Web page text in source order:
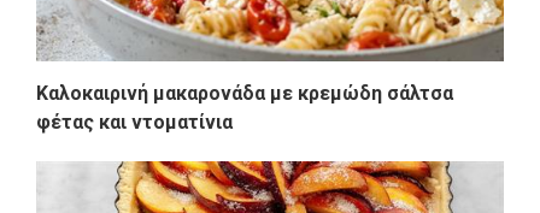
Καλοκαιρινή μακαρονάδα με κρεμώδη σάλτσα
φέτας και ντοματίνια